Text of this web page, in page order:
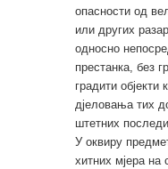
опасности од
или других
односно
престанка, без
градити
дјеловања тих
штетних
У оквиру
хитних мјера на